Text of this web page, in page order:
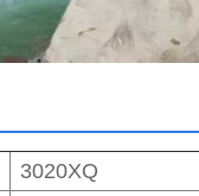
3020XQ